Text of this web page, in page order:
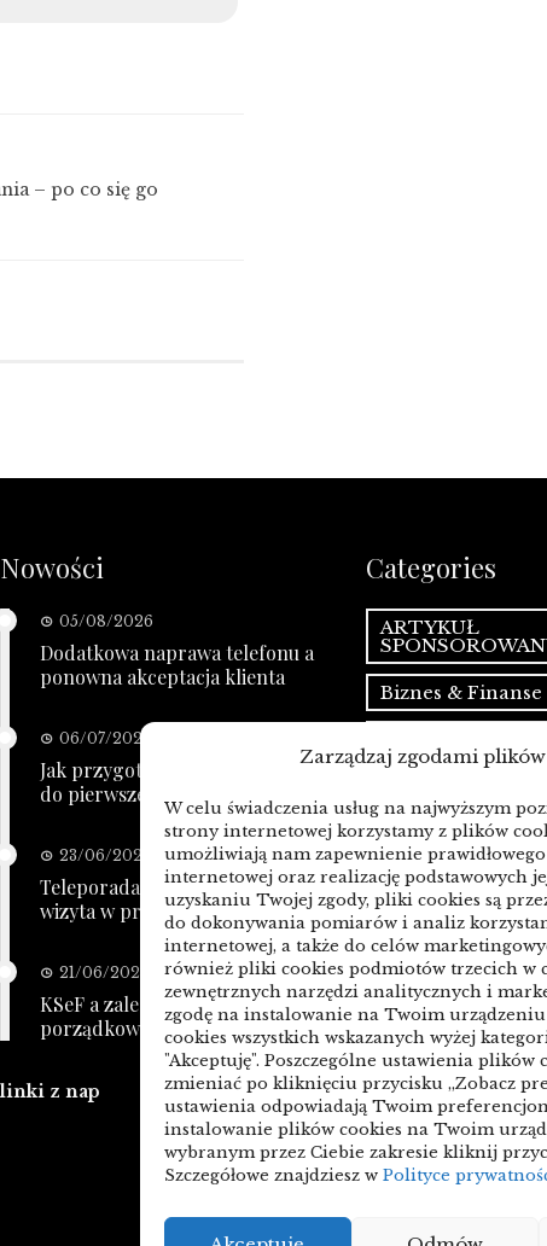
Zarządzaj zgodami
W celu świadczenia usług na najwyższym
strony internetowej korzystamy z plików
umożliwiają nam zapewnienie
internetowej oraz realizację podstawowych
uzyskaniu Twojej zgody, pliki cookies są
do dokonywania pomiarów i analiz
internetowej, a także do celów
również pliki cookies podmiotów trzecich w
zewnętrznych narzędzi analitycznych i
zgodę na instalowanie na Twoim
cookies wszystkich wskazanych wyżej
"Akceptuję". Poszczególne ustawienia plików
zmieniać po kliknięciu przycisku „Zobacz
ustawienia odpowiadają Twoim
instalowanie plików cookies na Twoim
wybranym przez Ciebie zakresie kliknij
Szczegółowe znajdziesz w Polityce
– po co się go
Nowości
05/08/2026
Dodatkowa naprawa telefonu a
ponowna akceptacja klienta
06/07/2026
Jak przygotować bazę mediów
do pierwszej kampanii PR
23/06/2026
Teleporada POZ: telefon czy
wizyta w przychodni
21/06/2026
KSeF a zaległe faktury:
porządkowanie przed zmianą
linki z nap
Categories
ARTYKUŁ
Biznes & Finanse
Edukacja &
Inne
Sport &
Technologie
Uroda & Lifestyle
Zdrowie
Polityka plików
Polityka